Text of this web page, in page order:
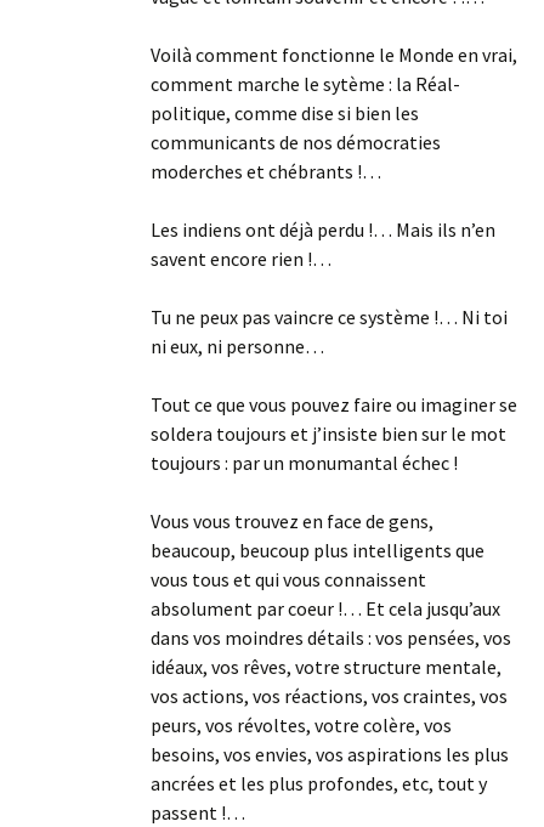
Voilà comment fonctionne le Monde en vrai,
comment marche le sytème : la Réal-
politique, comme dise si bien les
communicants de nos démocraties
moderches et chébrants !…
Les indiens ont déjà perdu !… Mais ils n’en
savent encore rien !…
Tu ne peux pas vaincre ce système !… Ni toi
ni eux, ni personne…
Tout ce que vous pouvez faire ou imaginer se
soldera toujours et j’insiste bien sur le mot
toujours : par un monumantal échec !
Vous vous trouvez en face de gens,
beaucoup, beucoup plus intelligents que
vous tous et qui vous connaissent
absolument par coeur !… Et cela jusqu’aux
dans vos moindres détails : vos pensées, vos
idéaux, vos rêves, votre structure mentale,
vos actions, vos réactions, vos craintes, vos
peurs, vos révoltes, votre colère, vos
besoins, vos envies, vos aspirations les plus
ancrées et les plus profondes, etc, tout y
passent !…